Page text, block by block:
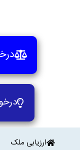
ارزیابی ملک